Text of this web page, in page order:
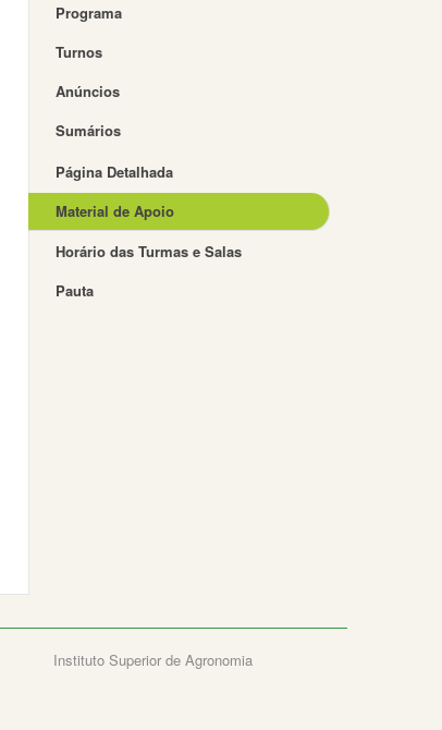
Programa
Turnos
Anúncios
Sumários
Página Detalhada
Material de Apoio
Horário das Turmas e Salas
Pauta
Instituto Superior de Agronomia